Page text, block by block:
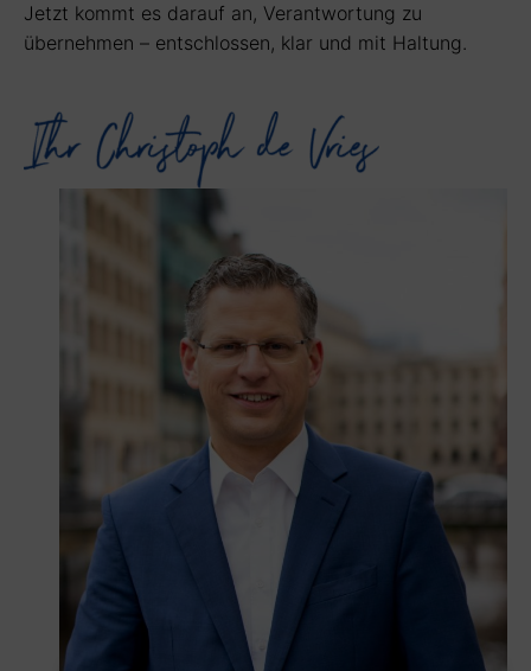
Jetzt kommt es darauf an, Verantwortung zu
übernehmen – entschlossen, klar und mit Haltung.